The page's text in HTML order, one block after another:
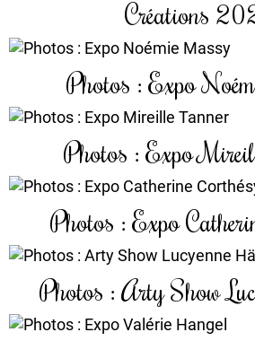
Créations
Photos : Expo
Photos : Expo
Photos : Expo
Photos : Arty Show